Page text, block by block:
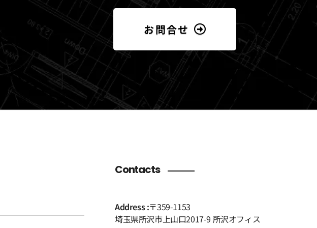
お問合せ
Contacts
Address :〒359-1153
埼玉県所沢市上山口2017-9 所沢オフィス